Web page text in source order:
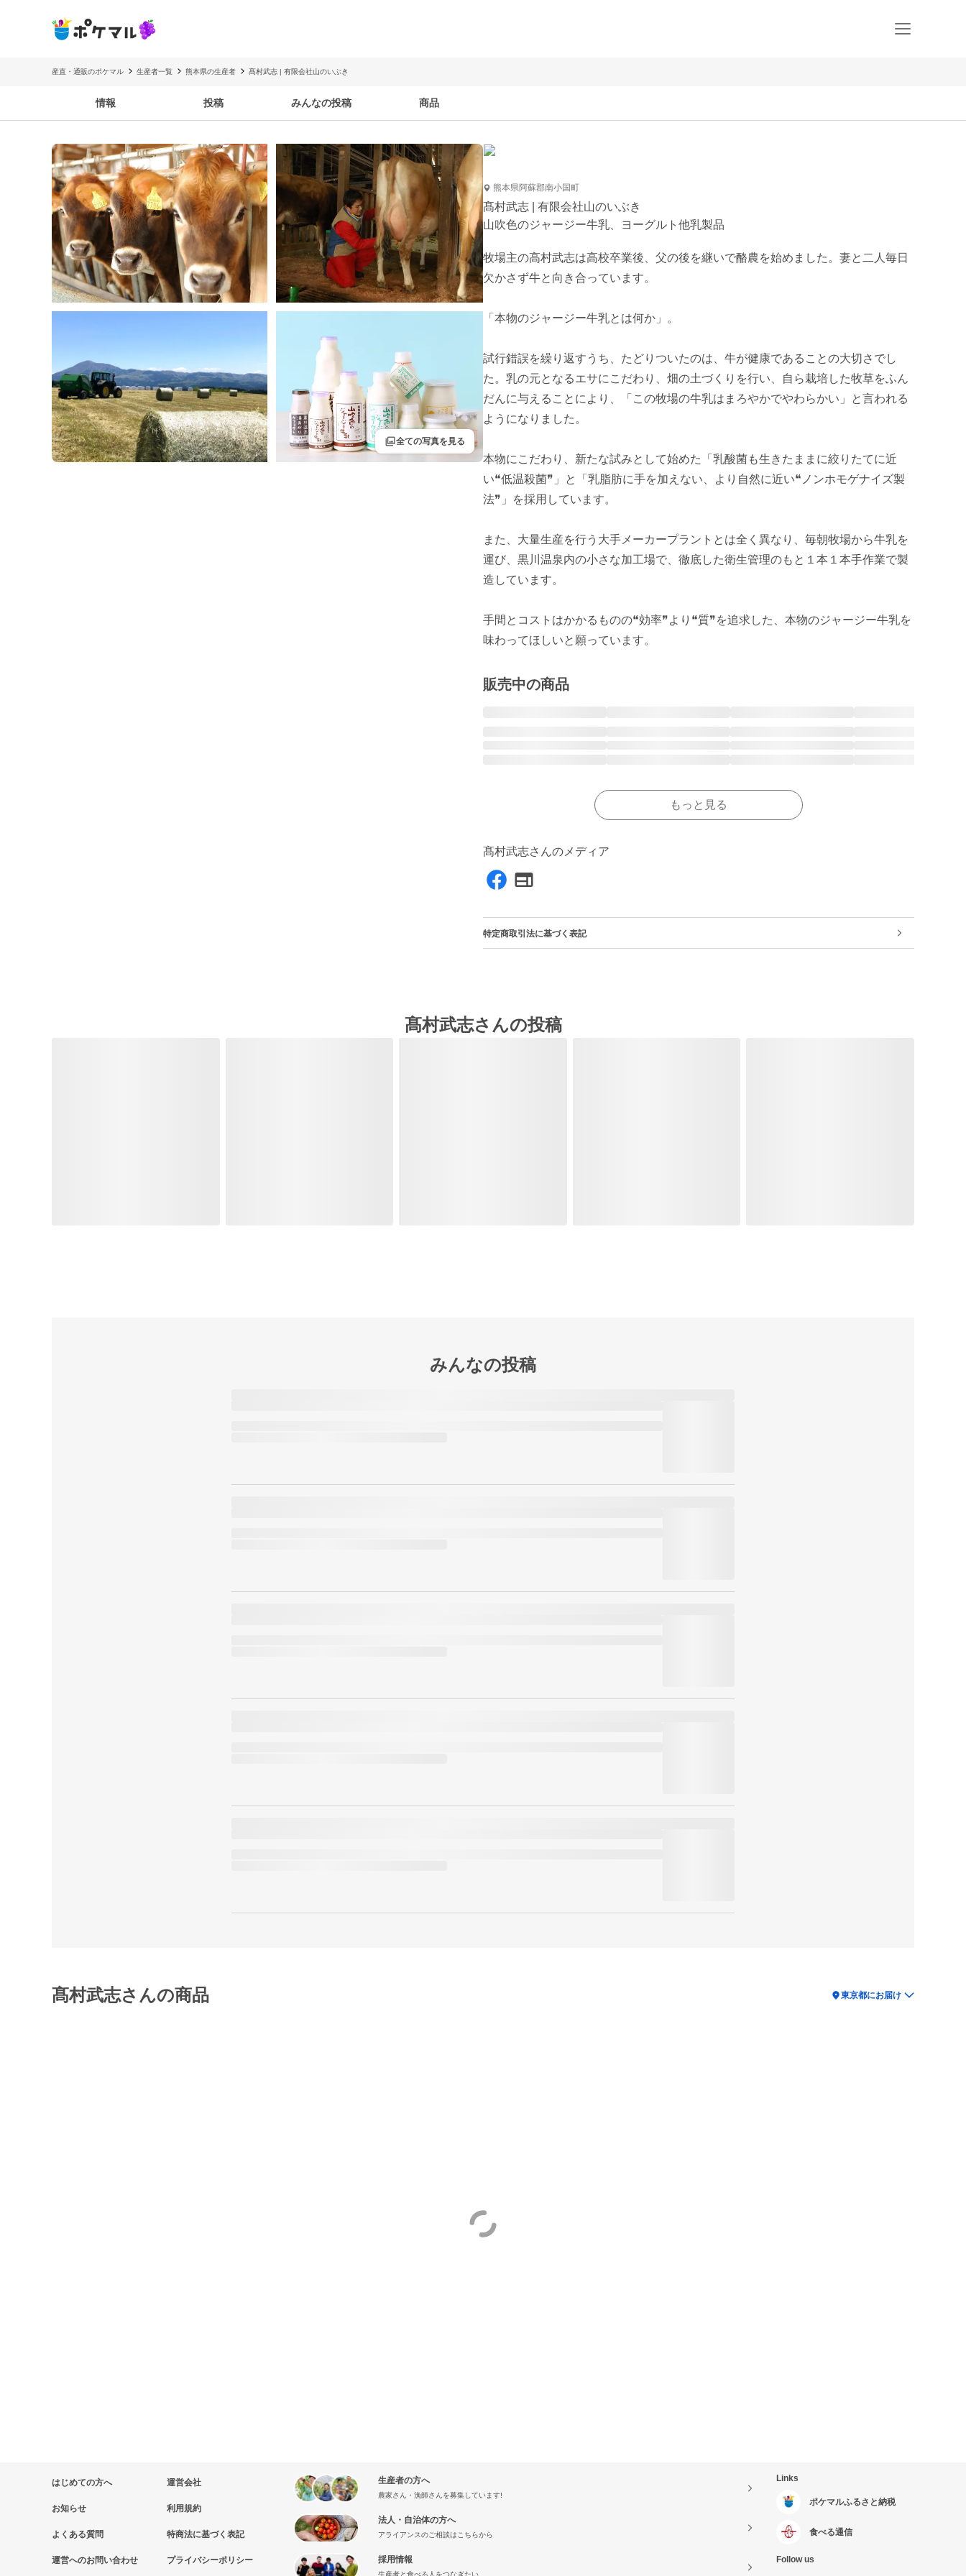
産直・通販のポケマル 生産者一覧 熊本県の生産者 髙村武志 | 有限会社山のいぶき
情報 投稿 みんなの投稿 商品
filter全ての写真を見る
熊本県阿蘇郡南小国町
髙村武志 | 有限会社山のいぶき
山吹色のジャージー牛乳、ヨーグルト他乳製品
牧場主の高村武志は高校卒業後、父の後を継いで酪農を始めました。妻と二人毎日
欠かさず牛と向き合っています。
「本物のジャージー牛乳とは何か」。
試行錯誤を繰り返すうち、たどりついたのは、牛が健康であることの大切さでし
た。乳の元となるエサにこだわり、畑の土づくりを行い、自ら栽培した牧草をふん
だんに与えることにより、「この牧場の牛乳はまろやかでやわらかい」と言われる
ようになりました。
本物にこだわり、新たな試みとして始めた「乳酸菌も生きたままに絞りたてに近
い❝低温殺菌❞」と「乳脂肪に手を加えない、より自然に近い❝ノンホモゲナイズ製
法❞」を採用しています。
また、大量生産を行う大手メーカープラントとは全く異なり、毎朝牧場から牛乳を
運び、黒川温泉内の小さな加工場で、徹底した衛生管理のもと１本１本手作業で製
造しています。
手間とコストはかかるものの❝効率❞より❝質❞を追求した、本物のジャージー牛乳を
販売中の商品
もっと見る
髙村武志さんのメディア
特定商取引法に基づく表記
髙村武志さんの投稿
みんなの投稿
髙村武志さんの商品 location_on東京都にお届け
はじめての方へ
お知らせ
よくある質問
運営へのお問い合わせ
運営会社
利用規約
特商法に基づく表記
プライバシーポリシー
生産者の方へ
農家さん・漁師さんを募集しています!
法人・自治体の方へ
アライアンスのご相談はこちらから
採用情報
生産者と食べる人をつなぎたい
Links
ポケマルふるさと納税
食べる通信
Follow us